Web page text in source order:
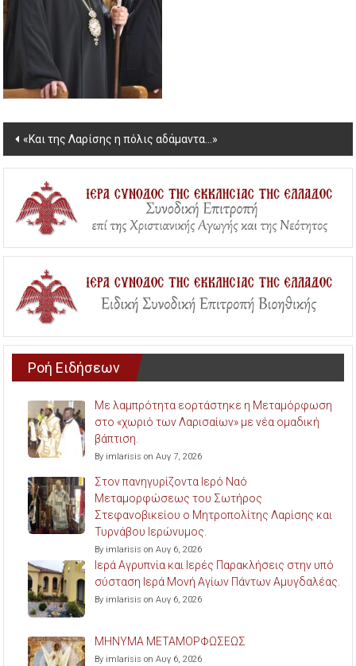
Post
navigation
«Και της Λαρίσης η πόλις αδάμαντα…»
Ροή Ειδήσεων
Με λαμπρότητα εορτάστηκε η Μεταμόρφωση
στο «χωριό των Λαρισαίων» με νέα ομαδική
βάπτιση.
By imlarisis on Αυγ 7, 2026
Στον πανηγυρίζοντα Ιερό Ναό
Μεταμορφώσεως του Σωτήρος
Στεφανοβικείου ο Μητροπολίτης Λαρίσης και
Τυρνάβου Ιερώνυμος.
By imlarisis on Αυγ 6, 2026
Ιερά Αγρυπνία και Ιερές Παρακλήσεις στην υπό
σύσταση Ιερά Μονή Αγίων Πάντων Αμυγδαλέας.
By imlarisis on Αυγ 6, 2026
ΜΗΝΥΜΑ ΜΕΤΑΜΟΡΦΩΣΕΩΣ
By imlarisis on Αυγ 6, 2026